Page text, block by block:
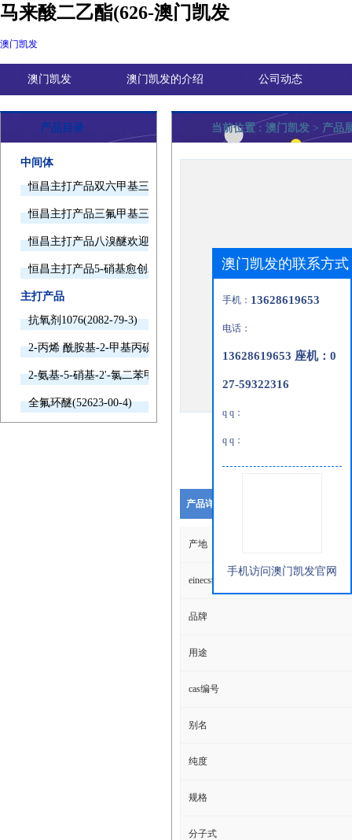
马来酸二乙酯(626-澳门凯发
澳门凯发
澳门凯发 澳门凯发的介绍 公司动态
产品目录
中间体
恒昌主打产品双六甲基三胺欢迎询价
恒昌主打产品三氟甲基三甲基硅烷欢迎询价
恒昌主打产品八溴醚欢迎询价
恒昌主打产品5-硝基愈创木酚钠欢迎询价
主打产品
抗氧剂1076(2082-79-3)
2-丙烯 酰胺基-2-甲基丙磺酸(15214-89-8)
2-氨基-5-硝基-2'-氯二苯甲酮(2011-66-7)
全氟环醚(52623-00-4)
当前位置 : 澳门凯发 > 产品
产品详细说明
产地
einecs编号
品牌
用途
cas编号
别名
纯度
规格
分子式
澳门凯发的联系方式
手机： 13628619653
电话：
13628619653 座机：0
27-59322316
q q：
q q：
手机访问澳门凯发官网